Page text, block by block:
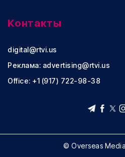
Контакты
digital@rtvi.us
Реклама: advertising@rtvi.us
Office: +1 (917) 722-98-38
© Overseas